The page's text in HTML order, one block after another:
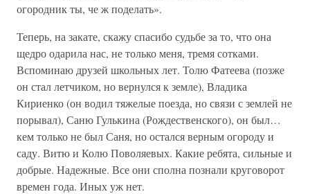
огородник ты, че ж поделать».
Теперь, на закате, скажу спасибо судьбе за то, что она
щедро одарила нас, не только меня, тремя сотками.
Вспоминаю друзей школьных лет. Толю Фатеева (позже
он стал летчиком, но вернулся к земле), Владика
Кириенко (он водил тяжелые поезда, но связи с землей не
порывал), Саню Гулькина (Рождественского), он был…
кем только не был Саня, но остался верным огороду и
саду. Витю и Колю Поволяевых. Какие ребята, сильные и
добрые. Надежные. Все они сполна познали круговорот
времен года. Иных уж нет.